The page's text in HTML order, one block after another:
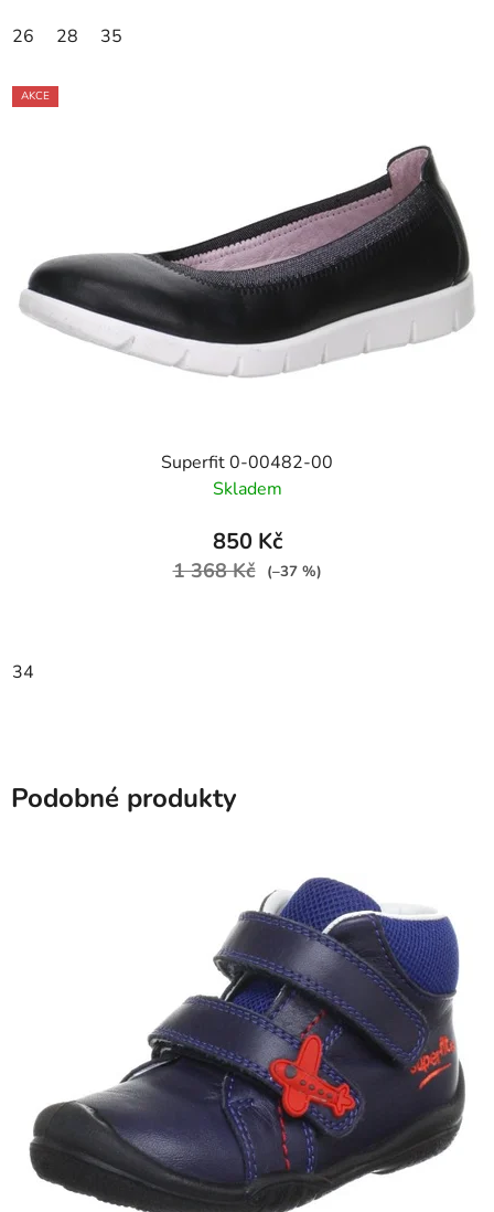
26 28 35
AKCE
Superfit 0-00482-00
Skladem
850 Kč
1 368 Kč (–37 %)
34
Podobné produkty